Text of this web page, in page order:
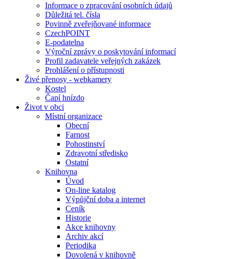
Informace o zpracování osobních údajů
Důležitá tel. čísla
Povinně zveřejňované informace
CzechPOINT
E-podatelna
Výroční zprávy o poskytování informací
Profil zadavatele veřejných zakázek
Prohlášení o přístupnosti
Živé přenosy - webkamery
Kostel
Čapí hnízdo
Život v obci
Místní organizace
Obecní
Farnost
Pohostinství
Zdravotní středisko
Ostatní
Knihovna
Úvod
On-line katalog
Výpůjční doba a internet
Ceník
Historie
Akce knihovny
Archiv akcí
Periodika
Dovolená v knihovně